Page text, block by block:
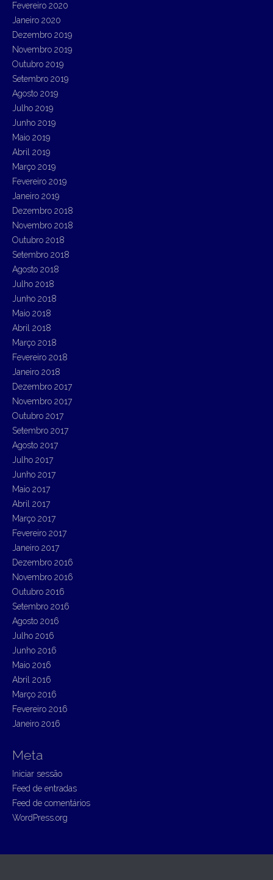
Fevereiro 2020
Janeiro 2020
Dezembro 2019
Novembro 2019
Outubro 2019
Setembro 2019
Agosto 2019
Julho 2019
Junho 2019
Maio 2019
Abril 2019
Março 2019
Fevereiro 2019
Janeiro 2019
Dezembro 2018
Novembro 2018
Outubro 2018
Setembro 2018
Agosto 2018
Julho 2018
Junho 2018
Maio 2018
Abril 2018
Março 2018
Fevereiro 2018
Janeiro 2018
Dezembro 2017
Novembro 2017
Outubro 2017
Setembro 2017
Agosto 2017
Julho 2017
Junho 2017
Maio 2017
Abril 2017
Março 2017
Fevereiro 2017
Janeiro 2017
Dezembro 2016
Novembro 2016
Outubro 2016
Setembro 2016
Agosto 2016
Julho 2016
Junho 2016
Maio 2016
Abril 2016
Março 2016
Fevereiro 2016
Janeiro 2016
Meta
Iniciar sessão
Feed de entradas
Feed de comentários
WordPress.org